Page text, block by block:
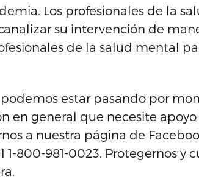
Los profesionales de la
su intervención de
de la salud mental
podemos estar pasando por
en general que necesite
a nuestra página de
1-800-981-0023. Protegernos y